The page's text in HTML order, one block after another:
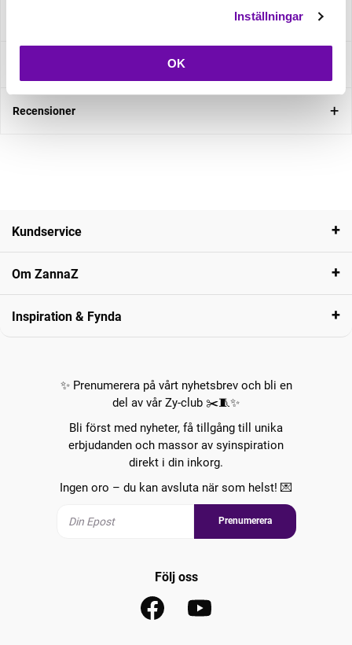
Inställningar
OK
Recensioner
Kundservice
Om ZannaZ
Inspiration & Fynda
✨ Prenumerera på vårt nyhetsbrev och bli en
del av vår Zy-club ✂️🧵✨
Bli först med nyheter, få tillgång till unika
erbjudanden och massor av syinspiration
direkt i din inkorg.
Ingen oro – du kan avsluta när som helst! 💌
Prenumerera
Följ oss